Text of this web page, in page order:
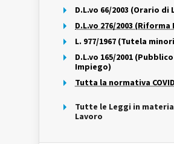
D.L.vo 66/2003 (Orario di
D.L.vo 276/2003 (Riforma
L. 977/1967 (Tutela
D.L.vo 165/2001 (Pubblico
Impiego)
Tutta la normativa
Tutte le Leggi in
Lavoro